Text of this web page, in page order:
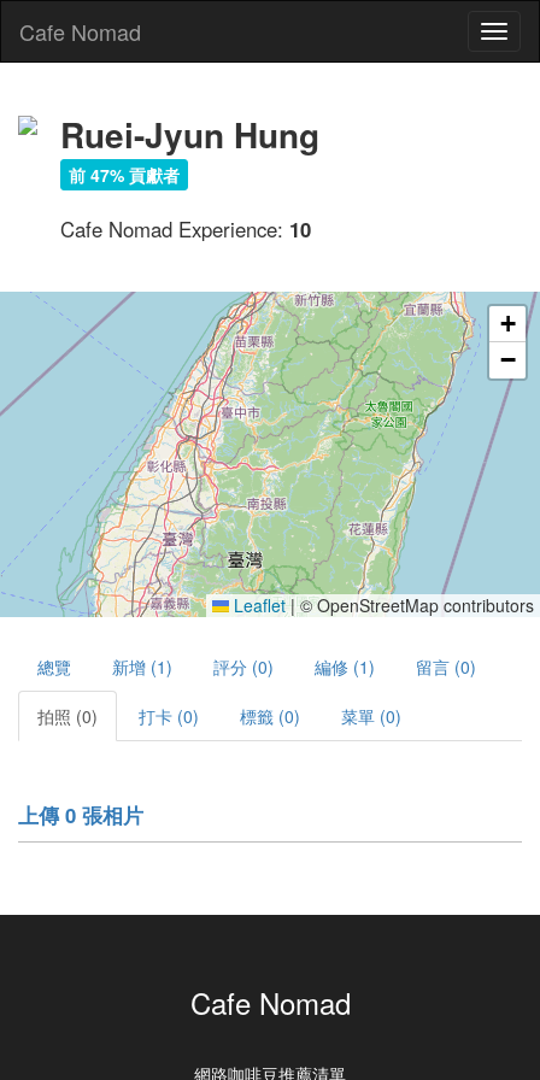
Cafe Nomad
Ruei-Jyun Hung
前 47% 貢獻者
Cafe Nomad Experience: 10
+
−
Leaflet |© OpenStreetMap contributors
總覽 新增 (1) 評分 (0) 編修 (1) 留言 (0)
拍照 (0) 打卡 (0) 標籤 (0) 菜單 (0)
上傳 0 張相片
Cafe Nomad
網路咖啡豆推薦清單